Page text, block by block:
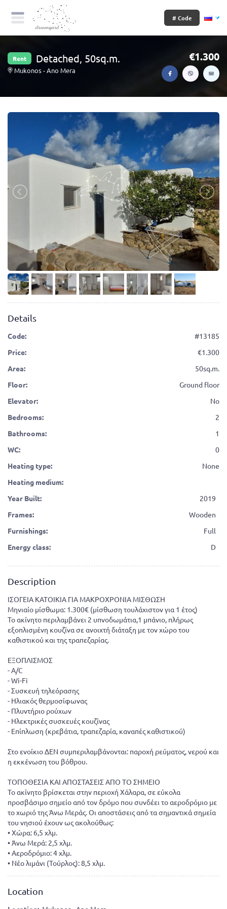
# Code
Rent Detached, 50sq.m.
Mukonos - Ano Mera
1.300
Details
Code:
#13185
Price:
1.300
Area:
50sq.m.
Floor:
Ground floor
Elevator:
No
Bedrooms:
2
Bathrooms:
1
WC:
0
Heating type:
None
Heating medium:
Year Built:
2019
Frames:
Wooden
Furnishings:
Full
Energy class:
D
Description
ΙΣΟΓΕΙΑ ΚΑΤΟΙΚΙΑ ΓΙΑ ΜΑΚΡΟΧΡΟΝΙΑ ΜΙΣΘΩΣΗ
Μηνιαίο μίσθωμα: 1.300€ (μίσθωση τουλάχιστον για 1 έτος)
Το ακίνητο περιλαμβάνει 2 υπνοδωμάτια,1 μπάνιο, πλήρως
εξοπλισμένη κουζίνα σε ανοιχτή διάταξη με τον χώρο του
καθιστικού και της τραπεζαρίας.
ΕΞΟΠΛΙΣΜΟΣ
- A/C
- Wi-Fi
- Συσκευή τηλεόρασης
- Ηλιακός θερμοσίφωνας
- Πλυντήριο ρούχων
- Ηλεκτρικές συσκευές κουζίνας
- Επίπλωση (κρεβάτια, τραπεζαρία, καναπές καθιστικού)
Στο ενοίκιο ΔΕΝ συμπεριλαμβάνονται: παροχή ρεύματος, νερού και
η εκκένωση του βόθρου.
ΤΟΠΟΘΕΣΙΑ ΚΑΙ ΑΠΟΣΤΑΣΕΙΣ ΑΠΟ ΤΟ ΣΗΜΕΙΟ
Το ακίνητο βρίσκεται στην περιοχή Χάλαρα, σε εύκολα
προσβάσιμο σημείο από τον δρόμο που συνδέει το αεροδρόμιο με
το χωριό της Άνω Μεράς. Οι αποστάσεις από τα σημαντικά σημεία
του νησιού έχουν ως ακολούθως:
• Χώρα: 6,5 χλμ.
• Άνω Μερά: 2,5 χλμ.
• Αεροδρόμιο: 4 χλμ.
• Νέο λιμάνι (Τούρλος): 8,5 χλμ.
Location